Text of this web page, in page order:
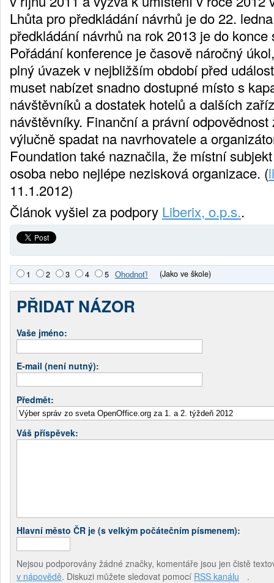
Lhůta pro předkládání návrhů je do 22.
předkládání návrhů na rok 2013 je do konce
Pořádání konference je časově náročný
plný úvazek v nejbližším období před
muset nabízet snadno dostupné místo s
návštěvníků a dostatek hotelů a dalších
návštěvníky. Finanční a právní
výlučně spadat na navrhovatele a
Foundation také naznačila, že místní
osoba nebo nejlépe nezisková organizace. (
11.1.2012)
Článok vyšiel za podpory Liberix, o.p.s..
1 2 3 4 5 (Jako ve škole)
PŘIDAT NÁZOR
Vaše jméno:
E-mail (není nutný):
Předmět:
Váš příspěvek:
Hlavní město ČR je (s velkým počátečním písmenem):
Nejsou podporovány žádné značky, komentáře jsou jen čistě
v nápovědě. Diskuzi můžete sledovat pomocí RSS kanálu .